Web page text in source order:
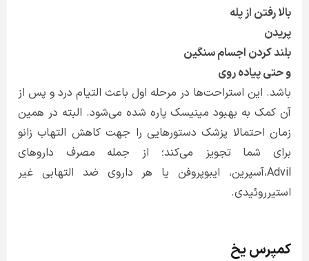
بالا رفتن از پله
پریدن
بلند کردن اجسام سنگین
و حتی پیاده روی
باشد. این استراحت‌ها در مرحله اول باعث التیام درد و پس از
آن کمک به بهبود مینیسک پاره شده می‌شود. البته در همین
زمان احتمالا پزشک دستور‌هایی را جهت کاهش التهاب زانو
برای شما تجویز می‌کند؛ از جمله مصرف داروهای
Advil،آسپرین، ایبوپروفن یا هر داروی ضد التهابی غیر
استیرروئیدی.
کمپرس یخ